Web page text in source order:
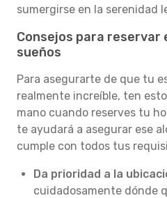
sumergirse en la serenidad
Consejos para reservar
sueños
Para asegurarte de que tu
realmente increíble, ten
mano cuando reserves tu
te ayudará a asegurar ese
cumple con todos tus
Da prioridad a la
cuidadosamente dónde